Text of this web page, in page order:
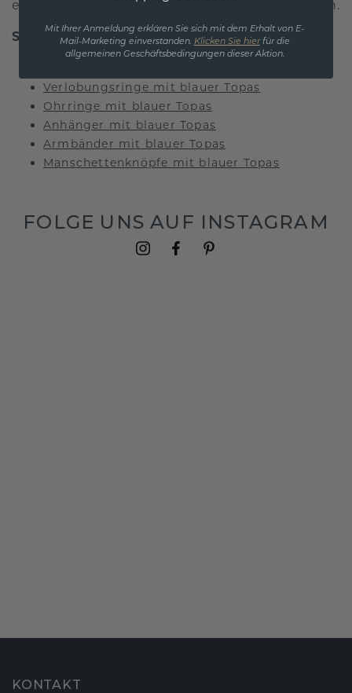
einem schönen, sternartigen Effekt im Inneren.
Schmuck mit blauer Topas finden Sie hier:
Verlobungsringe mit blauer Topas
Ohrringe mit blauer Topas
Anhänger mit blauer Topas
Armbänder mit blauer Topas
Manschettenknöpfe mit blauer Topas
FOLGE UNS AUF INSTAGRAM
KONTAKT
Mit Ihrer Anmeldung erklären Sie sich mit dem Erhalt von E-
Mail-Marketing einverstanden. Klicken Sie hierfür die
allgemeinen Geschäftsbedingungen dieser Aktion.